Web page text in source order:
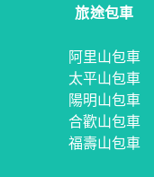
旅途包車
阿里山包車
太平山包車
陽明山包車
合歡山包車
福壽山包車